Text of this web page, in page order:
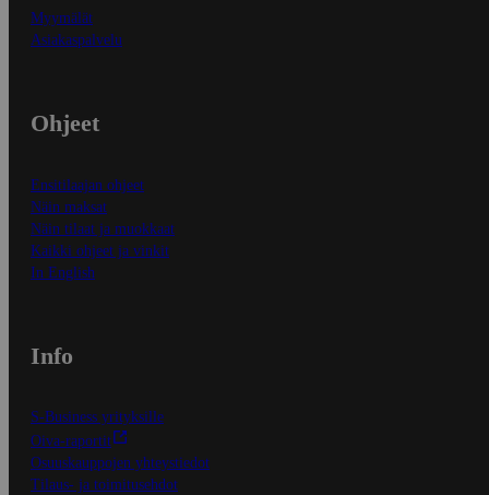
Myymälät
Asiakaspalvelu
Ohjeet
Ensitilaajan ohjeet
Näin maksat
Näin tilaat ja muokkaat
Kaikki ohjeet ja vinkit
In English
Info
S-Business yrityksille
Oiva-raportit
Osuuskauppojen yhteystiedot
Tilaus- ja toimitusehdot